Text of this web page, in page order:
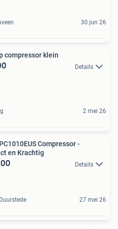
30 jun 26
compressor klein
Details
2 mei 26
Compressor -
en Krachtig
Details
27 mei 26